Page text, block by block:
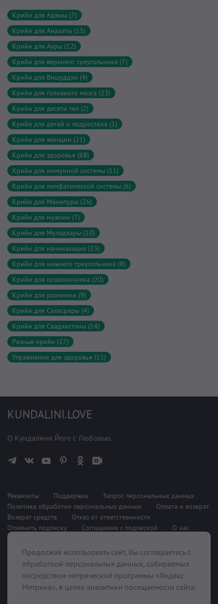
Крийи для Аджны (7)
Крийи для Анахаты (15)
Крийи для Ауры (12)
Крийи для верхнего треугольника (7)
Крийи для Вишуддхи (4)
Крийи для головного мозга (23)
Крийи для десяти тел (2)
Крийи для детей и подростков (1)
Крийи для женщин (21)
Крийи для здоровья (68)
Крийи для иммунной системы (11)
Крийи для лимфатической системы (6)
Крийи для Манипуры (26)
Крийи для мужчин (7)
Крийи для Муладхары (10)
Крийи для начинающих (23)
Крийи для нижнего треугольника (8)
Крийи для позвоночника (20)
Крийи для разминки (9)
Крийи для Сахасрары (4)
Крийи для Свадхистаны (14)
Разные крийи (27)
Упражнения для здоровья (11)
KUNDALINI.LOVE
О Кундалини Йоге с Любовью.
Реквизиты Поддержка
Запрос персональных данных
Политика обработки персональных данных
Оплата и возврат
Возврат средств
Отказ от ответственности
Отменить подписку
Соглашение с подпиской О нас
При поддержке
Продолжая использовать сайт, Вы соглашаетесь с
обработкой персональных данных, собираемых
посредством метрической программы «Яндекс
Метрика», в целях аналитики посещаемости сайта.